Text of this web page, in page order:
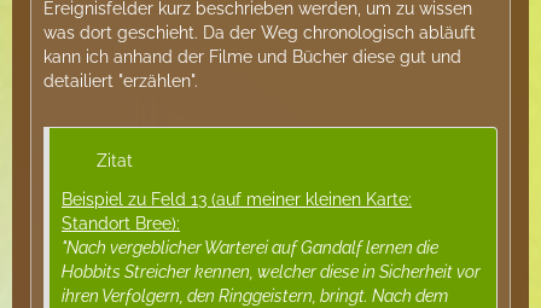
Ereignisfelder kurz beschrieben werden, um zu wissen
was dort geschieht. Da der Weg chronologisch abläuft
kann ich anhand der Filme und Bücher diese gut und
detailiert "erzählen".
Zitat
Beispiel zu Feld 13 (auf meiner kleinen Karte:
Standort Bree):
"Nach vergeblicher Warterei auf Gandalf lernen die
Hobbits Streicher kennen, welcher diese in Sicherheit vor
ihren Verfolgern, den Ringgeistern, bringt. Nach dem